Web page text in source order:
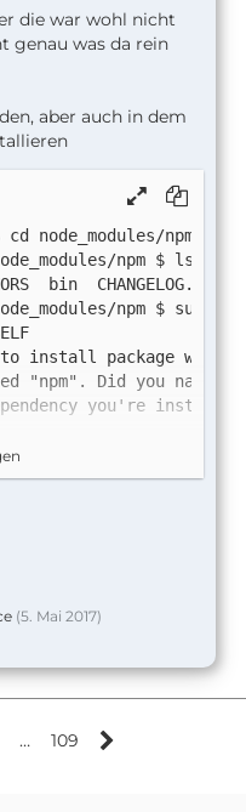
die war wohl nicht
genau was da rein
aber auch in dem
npm $ sudo
(5. Mai 2017)
… 109